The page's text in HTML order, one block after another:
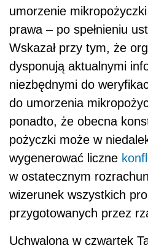
umorzenie
prawa – po spełnieniu
Wskazał przy tym, że
dysponują aktualnymi
niezbędnymi do
do umorzenia
ponadto, że obecna
pożyczki może w
wygenerować liczne
w ostatecznym
wizerunek wszystkich
przygotowanych przez
Uchwalona w czwartek